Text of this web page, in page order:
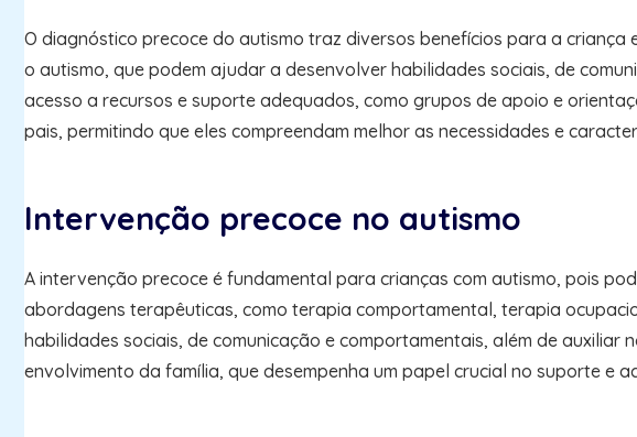
O diagnóstico precoce do autismo traz diversos benefícios para a
o autismo, que podem ajudar a desenvolver habilidades sociais, de
acesso a recursos e suporte adequados, como grupos de apoio e
pais, permitindo que eles compreendam melhor as necessidades e
Intervenção precoce no autismo
A intervenção precoce é fundamental para crianças com autismo, pois
abordagens terapêuticas, como terapia comportamental, terapia
habilidades sociais, de comunicação e comportamentais, além de
envolvimento da família, que desempenha um papel crucial no suporte e